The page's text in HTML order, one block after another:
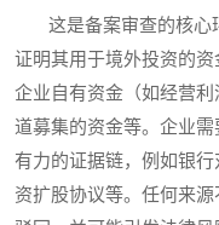
这是备案审查的核心
证明其用于境外投资的
企业自有资金（如经营
道募集的资金等。企业
有力的证据链，例如银
资扩股协议等。任何来